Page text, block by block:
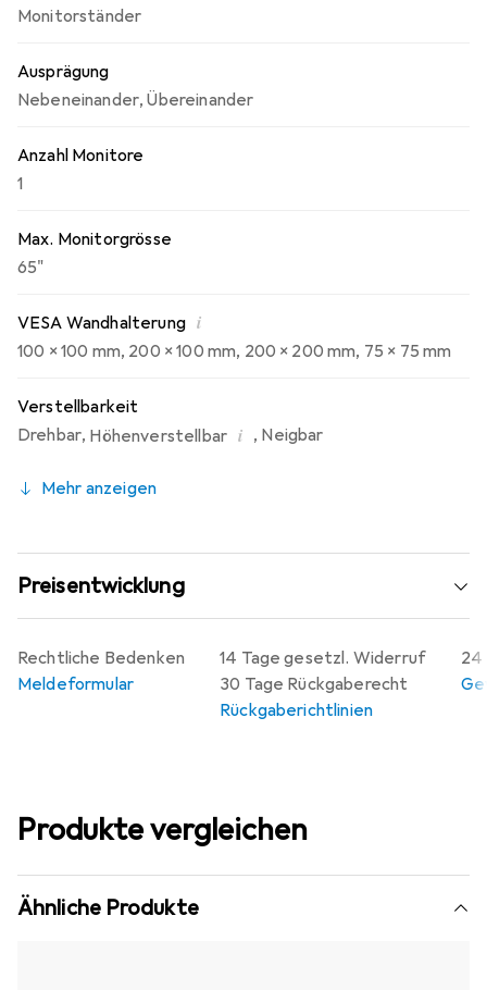
Monitorständer
Ausprägung
Nebeneinander,Übereinander
Anzahl Monitore
1
Max. Monitorgrösse
65"
VESA Wandhalterung i
100 x 100 mm, 200 x 100 mm, 200 x 200 mm, 75 x 75 mm
Verstellbarkeit
Drehbar, Höhenverstellbar i , Neigbar
Mehr anzeigen
Preisentwicklung
14 Tage gesetzl. Widerruf
30 Tage Rückgaberecht
Rückgaberichtlinien
24
Rechtliche Bedenken
Meldeformular
Produkte vergleichen
Ähnliche Produkte